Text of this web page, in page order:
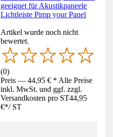
geeignet für Akustikpaneele
Lichtleiste Pimp your Panel
Artikel wurde noch nicht
bewertet.
(0)
Preis — 44,95 € * Alle Preise
inkl. MwSt. und ggf. zzgl.
Versandkosten pro ST44,95
€*/ ST